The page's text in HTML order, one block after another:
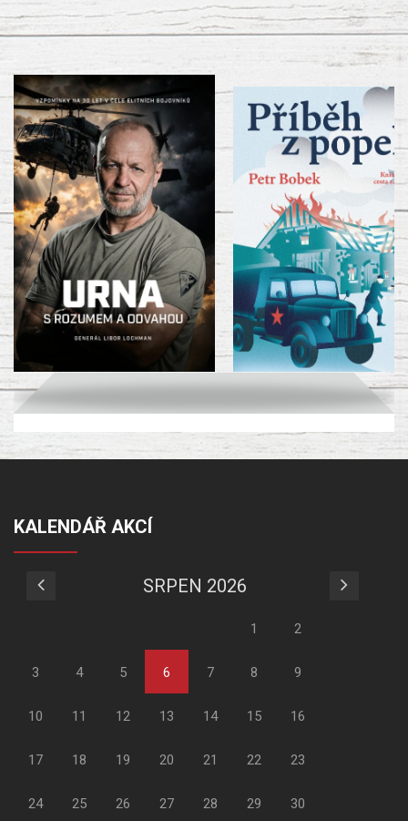
KALENDÁŘ AKCÍ
SRPEN 2026
1 2
3 4 5 6 7 8 9
10 11 12 13 14 15 16
17 18 19 20 21 22 23
24 25 26 27 28 29 30